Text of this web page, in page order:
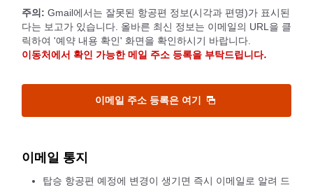
주의: Gmail에서는 잘못된 항공편 정보(시각과 편명)가 표시된
다는 보고가 있습니다. 올바른 최신 정보는 이메일의 URL을 클
릭하여 '예약 내용 확인' 화면을 확인하시기 바랍니다.
이동처에서 확인 가능한 메일 주소 등록을 부탁드립니다.
이메일 주소 등록은 여기
이메일 통지
탑승 항공편 예정에 변경이 생기면 즉시 이메일로 알려 드